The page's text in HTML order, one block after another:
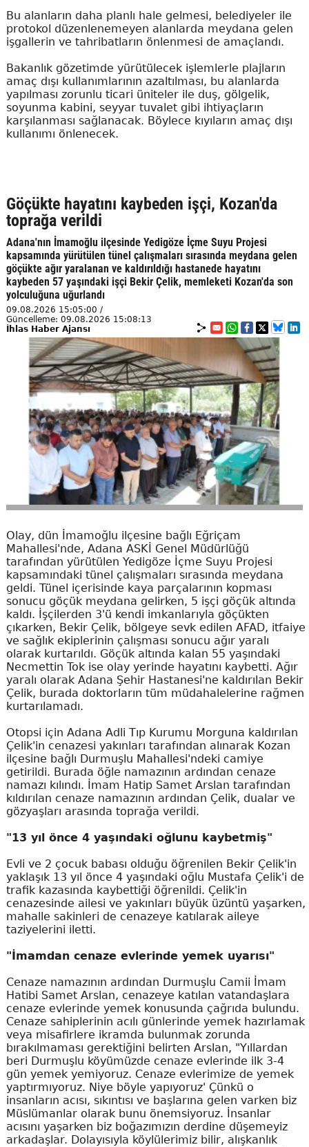
Bu alanların daha planlı hale gelmesi, belediyeler ile
protokol düzenlenemeyen alanlarda meydana gelen
işgallerin ve tahribatların önlenmesi de amaçlandı.
Bakanlık gözetimde yürütülecek işlemlerle plajların
amaç dışı kullanımlarının azaltılması, bu alanlarda
yapılması zorunlu ticari üniteler ile duş, gölgelik,
soyunma kabini, seyyar tuvalet gibi ihtiyaçların
karşılanması sağlanacak. Böylece kıyıların amaç dışı
kullanımı önlenecek.
Göçükte hayatını kaybeden işçi, Kozan'da
toprağa verildi
Adana'nın İmamoğlu ilçesinde Yedigöze İçme Suyu Projesi
kapsamında yürütülen tünel çalışmaları sırasında meydana gelen
göçükte ağır yaralanan ve kaldırıldığı hastanede hayatını
kaybeden 57 yaşındaki işçi Bekir Çelik, memleketi Kozan'da son
yolculuğuna uğurlandı
09.08.2026 15:05:00 /
Güncelleme: 09.08.2026 15:08:13
İhlas Haber Ajansı
Olay, dün İmamoğlu ilçesine bağlı Eğriçam
Mahallesi'nde, Adana ASKİ Genel Müdürlüğü
tarafından yürütülen Yedigöze İçme Suyu Projesi
kapsamındaki tünel çalışmaları sırasında meydana
geldi. Tünel içerisinde kaya parçalarının kopması
sonucu göçük meydana gelirken, 5 işçi göçük altında
kaldı. İşçilerden 3'ü kendi imkanlarıyla göçükten
çıkarken, Bekir Çelik, bölgeye sevk edilen AFAD, itfaiye
ve sağlık ekiplerinin çalışması sonucu ağır yaralı
olarak kurtarıldı. Göçük altında kalan 55 yaşındaki
Necmettin Tok ise olay yerinde hayatını kaybetti. Ağır
yaralı olarak Adana Şehir Hastanesi'ne kaldırılan Bekir
Çelik, burada doktorların tüm müdahalelerine rağmen
kurtarılamadı.
Otopsi için Adana Adli Tıp Kurumu Morguna kaldırılan
Çelik'in cenazesi yakınları tarafından alınarak Kozan
ilçesine bağlı Durmuşlu Mahallesi'ndeki camiye
getirildi. Burada öğle namazının ardından cenaze
namazı kılındı. İmam Hatip Samet Arslan tarafından
kıldırılan cenaze namazının ardından Çelik, dualar ve
gözyaşları arasında toprağa verildi.
"13 yıl önce 4 yaşındaki oğlunu kaybetmiş"
Evli ve 2 çocuk babası olduğu öğrenilen Bekir Çelik'in
yaklaşık 13 yıl önce 4 yaşındaki oğlu Mustafa Çelik'i de
trafik kazasında kaybettiği öğrenildi. Çelik'in
cenazesinde ailesi ve yakınları büyük üzüntü yaşarken,
mahalle sakinleri de cenazeye katılarak aileye
taziyelerini iletti.
"İmamdan cenaze evlerinde yemek uyarısı"
Cenaze namazının ardından Durmuşlu Camii İmam
Hatibi Samet Arslan, cenazeye katılan vatandaşlara
cenaze evlerinde yemek konusunda çağrıda bulundu.
Cenaze sahiplerinin acılı günlerinde yemek hazırlamak
veya misafirlere ikramda bulunmak zorunda
bırakılmaması gerektiğini belirten Arslan, "Yıllardan
beri Durmuşlu köyümüzde cenaze evlerinde ilk 3-4
gün yemek yemiyoruz. Cenaze evlerimize de yemek
yaptırmıyoruz. Niye böyle yapıyoruz' Çünkü o
insanların acısı, sıkıntısı ve başlarına gelen varken biz
Müslümanlar olarak bunu önemsiyoruz. İnsanlar
acısını yaşarken biz boğazımızın derdine düşemeyiz
arkadaşlar. Dolayısıyla köylülerimiz bilir, alışkanlık